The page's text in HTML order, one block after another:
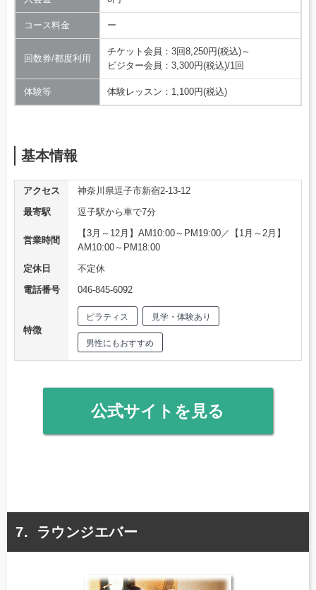
コース料金 ー
回数券/都度利用
チケット会員：3回8,250円(税込)～
ビジター会員：3,300円(税込)/1回
体験等 体験レッスン：1,100円(税込)
基本情報
アクセス
神奈川県逗子市新宿2-13-12
最寄駅
逗子駅から車で7分
営業時間
【3月～12月】AM10:00～PM19:00／【1月～2月】
AM10:00～PM18:00
定休日
不定休
電話番号
046-845-6092
特徴
ピラティス 見学・体験あり
男性にもおすすめ
公式サイトを見る
ラウンジエバー